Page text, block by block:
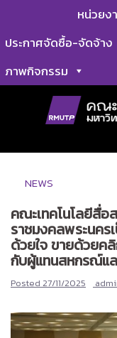
content
หน่วยง
ประกาศจัดซื้อ-จัดจ้าง
ภาพกิจกรรม
NEWS
คณะเทคโนโลยีสื่อ
ราชมงคลพระนคร
ด้วยใจ ขายด้วยค
กับผู้แทนสหกรณ์แล
Posted 27/11/2025